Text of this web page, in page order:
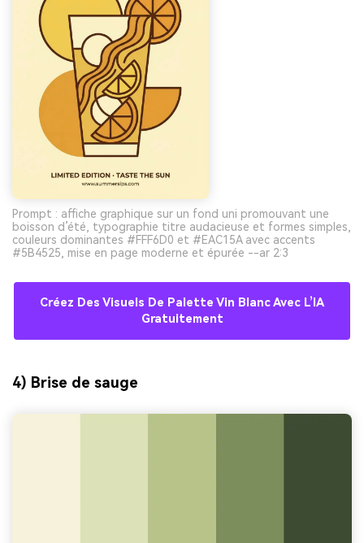
Prompt : affiche graphique sur un fond uni promouvant une
boisson d’été, typographie titre audacieuse et formes simples,
couleurs dominantes #FFF6D0 et #EAC15A avec accents
#5B4525, mise en page moderne et épurée --ar 2:3
Créez Des Visuels De Palette Vin Blanc Avec L’IA
Gratuitement
4) Brise de sauge